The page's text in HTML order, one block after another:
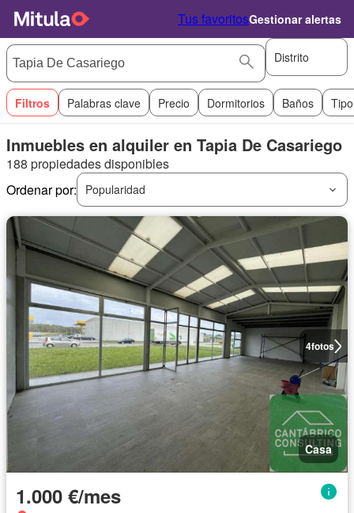
Tus favoritosGestionar alertas
Distrito
Filtros Palabras clave Precio Dormitorios Baños
Inmuebles en alquiler en Tapia De Casariego
188 propiedades disponibles
Ordenar por:
Popularidad
4fotos
Casa
1.000 €/mes